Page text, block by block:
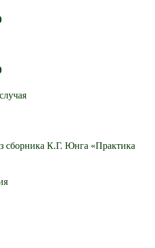
сборника К.Г. Юнга «Практика